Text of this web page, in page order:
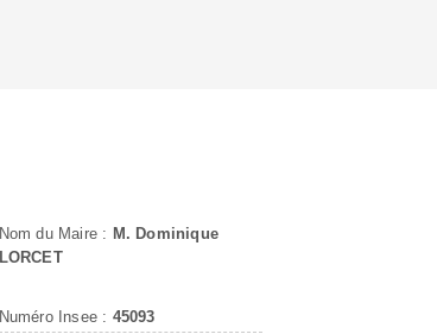
Nom du Maire : M. Dominique
LORCET
Numéro Insee : 45093